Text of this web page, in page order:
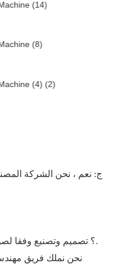
ج: نعم ، نحن الشركة
س: إذا كنت تستطيع قبول OEM؟ تصميم وتصنيع وفقا لصورتنا.